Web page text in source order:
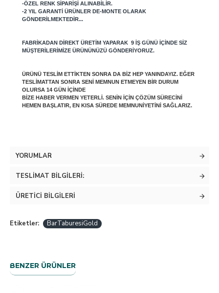
-ÖZEL RENK SIPARIŞI ALINABILIR.
-2 YIL GARANTI ÜRÜNLER DE-MONTE OLARAK
GÖNDERILMEKTEDIR...
FABRIKADAN DIREKT ÜRETIM YAPARAK 9 IŞ GÜNÜ IÇINDE SIZ
MÜŞTERILERIMIZE ÜRÜNÜNÜZÜ GÖNDERIYORUZ.
ÜRÜNÜ TESLIM ETTIKTEN SONRA DA BIZ HEP YANINDAYIZ. EĞER
TESLIMATTAN SONRA SENI MEMNUN ETMEYEN BIR DURUM
OLURSA 14 GÜN IÇINDE
BIZE HABER VERMEN YETERLI. SENIN IÇIN ÇÖZÜM SÜRECINI
HEMEN BAŞLATIR, EN KISA SÜREDE MEMNUNIYETINI SAĞLARIZ.
YORUMLAR
TESLIMAT BILGILERI:
ÜRETICI BILGILERI
Etiketler: BarTaburesiGold
BENZER ÜRÜNLER